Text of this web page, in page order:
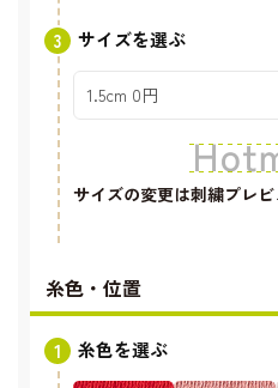
サイズを選ぶ
サイズの変更は刺繍プレビ
糸色・位置
糸色を選ぶ